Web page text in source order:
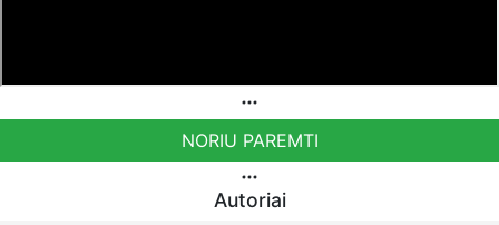
NORIU PAREMTI
Autoriai